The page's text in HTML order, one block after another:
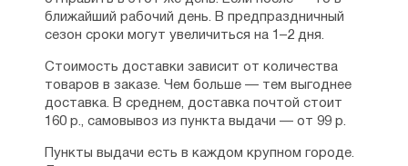
▪ Блаженным Василию, Максиму и Иоанну,
юродивым Московским — 328
Белгородскому — 328
▪ Мученикам Адриану и Наталии — 329
▪ Священномученику Харалампию — 329
▪ Псковским преподобным — 330
исповеднику — 331
случаях и какому Святому надлежит молиться.
Исповедь в таком изложении я встречал только
Рекомендую.
Рейтинг: 4
ближайший рабочий день. В предпраздничный
сезон сроки могут увеличиться на 1–2 дня.
Стоимость доставки зависит от количества
товаров в заказе. Чем больше — тем выгоднее
доставка. В среднем, доставка почтой стоит
160 р., самовывоз из пункта выдачи — от 99 р.
Пункты выдачи есть в каждом крупном городе.